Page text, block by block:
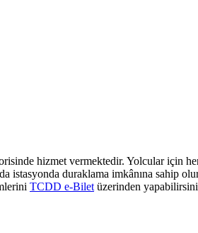
hizmet vermektedir. Yolcular için
duraklama imkânına sahip
TCDD e-Bilet üzerinden